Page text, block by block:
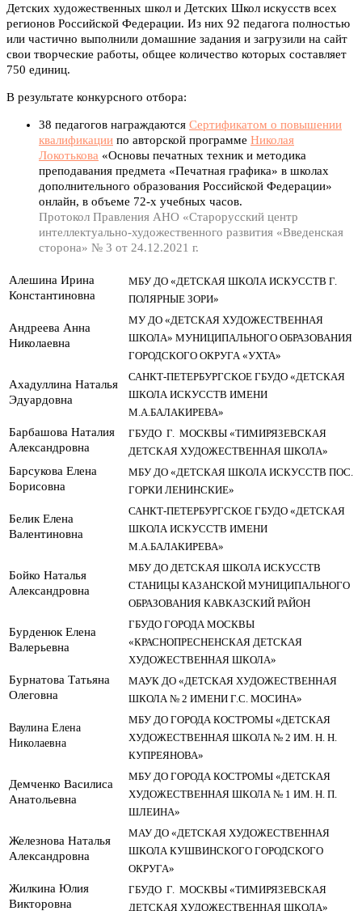
Детских художественных школ и Детских Школ искусств всех
регионов Российской Федерации. Из них 92 педагога полностью
или частично выполнили домашние задания и загрузили на сайт
свои творческие работы, общее количество которых составляет
750 единиц.
В результате конкурсного отбора:
38 педагогов награждаются Сертификатом о повышении
квалификации по авторской программе Николая
Локотькова «Основы печатных техник и методика
преподавания предмета «Печатная графика» в школах
дополнительного образования Российской Федерации»
онлайн, в объеме 72-х учебных часов.
Протокол Правления АНО «Старорусский центр
интеллектуально-художественного развития «Введенская
сторона» № 3 от 24.12.2021 г.
Алешина Ирина
Константиновна
МБУ ДО «ДЕТСКАЯ ШКОЛА ИСКУССТВ Г.
ПОЛЯРНЫЕ ЗОРИ»
Андреева Анна
Николаевна
МУ ДО «ДЕТСКАЯ ХУДОЖЕСТВЕННАЯ
ШКОЛА» МУНИЦИПАЛЬНОГО ОБРАЗОВАНИЯ
ГОРОДСКОГО ОКРУГА «УХТА»
Ахадуллина Наталья
Эдуардовна
САНКТ-ПЕТЕРБУРГСКОЕ ГБУДО «ДЕТСКАЯ
ШКОЛА ИСКУССТВ ИМЕНИ
М.А.БАЛАКИРЕВА»
Барбашова Наталия
Александровна
ГБУДО Г. МОСКВЫ «ТИМИРЯЗЕВСКАЯ
ДЕТСКАЯ ХУДОЖЕСТВЕННАЯ ШКОЛА»
Барсукова Елена
Борисовна
МБУ ДО «ДЕТСКАЯ ШКОЛА ИСКУССТВ ПОС.
ГОРКИ ЛЕНИНСКИЕ»
Белик Елена
Валентиновна
САНКТ-ПЕТЕРБУРГСКОЕ ГБУДО «ДЕТСКАЯ
ШКОЛА ИСКУССТВ ИМЕНИ
М.А.БАЛАКИРЕВА»
Бойко Наталья
Александровна
МБУ ДО ДЕТСКАЯ ШКОЛА ИСКУССТВ
СТАНИЦЫ КАЗАНСКОЙ МУНИЦИПАЛЬНОГО
ОБРАЗОВАНИЯ КАВКАЗСКИЙ РАЙОН
Бурденюк Елена
Валерьевна
ГБУДО ГОРОДА МОСКВЫ
«КРАСНОПРЕСНЕНСКАЯ ДЕТСКАЯ
ХУДОЖЕСТВЕННАЯ ШКОЛА»
Бурнатова Татьяна
Олеговна
МАУК ДО «ДЕТСКАЯ ХУДОЖЕСТВЕННАЯ
ШКОЛА № 2 ИМЕНИ Г.С. МОСИНА»
Ваулина Елена
Николаевна
МБУ ДО ГОРОДА КОСТРОМЫ «ДЕТСКАЯ
ХУДОЖЕСТВЕННАЯ ШКОЛА № 2 ИМ. Н. Н.
КУПРЕЯНОВА»
Демченко Василиса
Анатольевна
МБУ ДО ГОРОДА КОСТРОМЫ «ДЕТСКАЯ
ХУДОЖЕСТВЕННАЯ ШКОЛА № 1 ИМ. Н. П.
ШЛЕИНА»
Железнова Наталья
Александровна
МАУ ДО «ДЕТСКАЯ ХУДОЖЕСТВЕННАЯ
ШКОЛА КУШВИНСКОГО ГОРОДСКОГО
ОКРУГА»
Жилкина Юлия
Викторовна
ГБУДО Г. МОСКВЫ «ТИМИРЯЗЕВСКАЯ
ДЕТСКАЯ ХУДОЖЕСТВЕННАЯ ШКОЛА»